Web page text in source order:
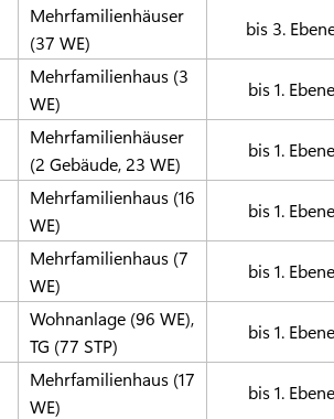
Mehrfamilienhäuser
(37 WE)
bis 3.
Mehrfamilienhaus (3
WE)
bis 1. Ebene
Mehrfamilienhäuser
(2 Gebäude, 23 WE)
bis 1. Ebene
Mehrfamilienhaus (16
WE)
bis 1. Ebene
Mehrfamilienhaus (7
WE)
bis 1. Ebene
Wohnanlage (96 WE),
TG (77 STP)
bis 1. Ebene
Mehrfamilienhaus (17
WE)
bis 1. Ebene